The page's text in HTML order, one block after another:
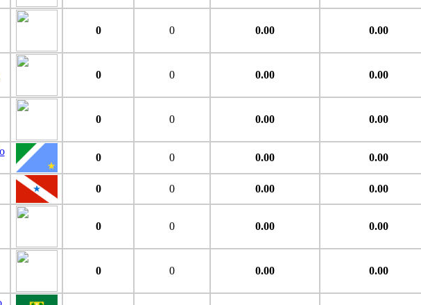
0 0 0.00 0.00
0 0 0.00 0.00
0 0 0.00 0.00
0 0 0.00 0.00
0 0 0.00 0.00
0 0 0.00 0.00
0 0 0.00 0.00